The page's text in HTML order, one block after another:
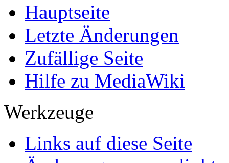
Hauptseite
Letzte Änderungen
Zufällige Seite
Hilfe zu MediaWiki
Werkzeuge
Links auf diese Seite